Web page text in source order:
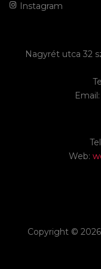
Instagram
Nagyrét utca 32
Email:
Web:
Copyright © 2026